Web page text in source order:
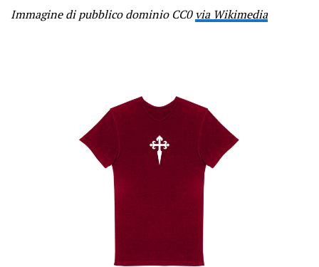
Immagine di pubblico dominio CC0via Wikimedia